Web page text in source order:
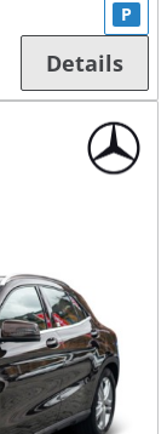
P
Details